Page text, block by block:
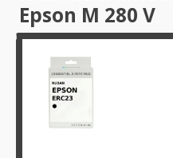
Epson M 280 V